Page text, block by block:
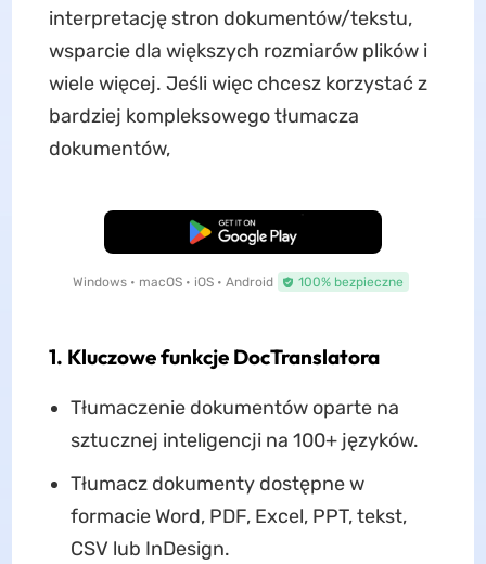
interpretację stron dokumentów/tekstu,
wsparcie dla większych rozmiarów plików i
wiele więcej. Jeśli więc chcesz korzystać z
bardziej kompleksowego tłumacza
dokumentów,
Pobierz za darmo
Windows • macOS • iOS • Android 100% bezpieczne
1. Kluczowe funkcje DocTranslatora
Tłumaczenie dokumentów oparte na
sztucznej inteligencji na 100+ języków.
Tłumacz dokumenty dostępne w
formacie Word, PDF, Excel, PPT, tekst,
CSV lub InDesign.